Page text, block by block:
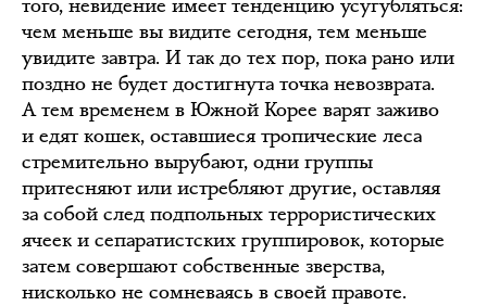
чем меньше вы видите сегодня, тем меньше
увидите завтра. И так до тех пор, пока рано или
поздно не будет достигнута точка невозврата.
А тем временем в Южной Корее варят заживо
и едят кошек, оставшиеся тропические леса
стремительно вырубают, одни группы
притесняют или истребляют другие, оставляя
за собой след подпольных террористических
ячеек и сепаратистских группировок, которые
затем совершают собственные зверства,
нисколько не сомневаясь в своей правоте.